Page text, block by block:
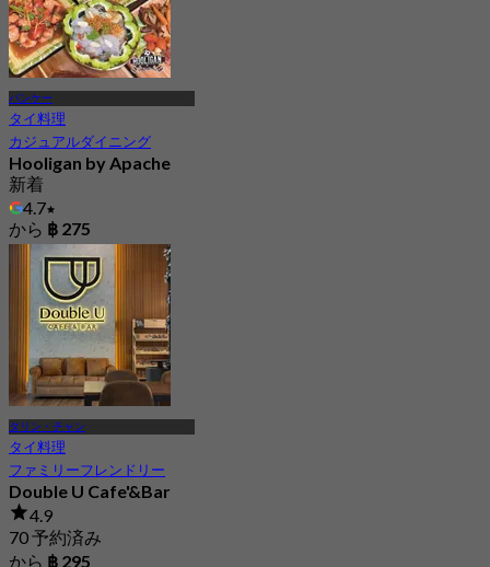
バンケー
タイ料理
カジュアルダイニング
Hooligan by Apache
新着
4.7
から ฿ 275
タリン・チャン
タイ料理
ファミリーフレンドリー
Double U Cafe'&Bar
4.9
70 予約済み
から ฿ 295